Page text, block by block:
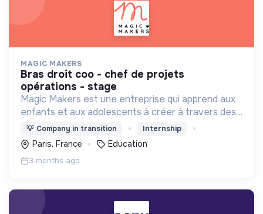
MAGIC MAKERS
bras droit coo - chef de projets
opérations - stage
Magic Makers est une entreprise qui apprend aux
enfants et aux adolescents à créer à travers des
ateliers fun (création de jeux vidéo,
programmation, IA…) dans une ambiance ludique et
collaborative !
💡 Company in transition Internship
Paris, France Education
3 months ago